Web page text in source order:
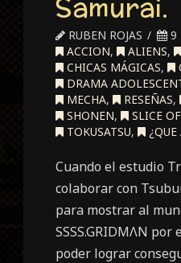
RUBEN ROJAS
9
ACCION, ALIENS,
CHICAS MÁGICAS,
DRAMA
MECHA, RESEÑAS,
SHONEN, SLICE
TOKUSATSU,
Cuando el estudio
colaborar con
para mostrar al
SSSS.GRIDMΛN por
poder lograr